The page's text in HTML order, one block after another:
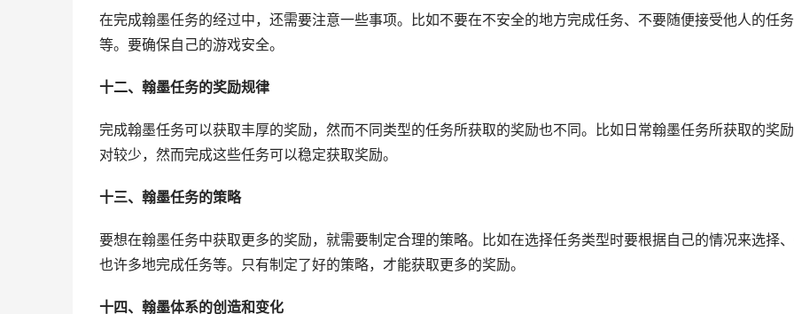
在完成翰墨任务的经过中，还需要注意一些事项。比如不要在不安全的地方完成任务、不要随便接受他人的任务
等。要确保自己的游戏安全。
十二、翰墨任务的奖励规律
完成翰墨任务可以获取丰厚的奖励，然而不同类型的任务所获取的奖励也不同。比如日常翰墨任务所获取的奖
对较少，然而完成这些任务可以稳定获取奖励。
十三、翰墨任务的策略
要想在翰墨任务中获取更多的奖励，就需要制定合理的策略。比如在选择任务类型时要根据自己的情况来选择
也许多地完成任务等。只有制定了好的策略，才能获取更多的奖励。
十四、翰墨体系的创造和变化